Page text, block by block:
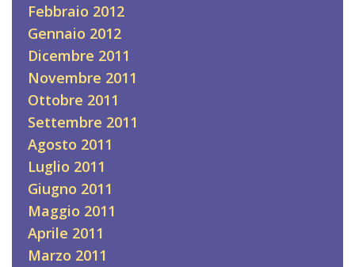
Febbraio 2012
Gennaio 2012
Dicembre 2011
Novembre 2011
Ottobre 2011
Settembre 2011
Agosto 2011
Luglio 2011
Giugno 2011
Maggio 2011
Aprile 2011
Marzo 2011